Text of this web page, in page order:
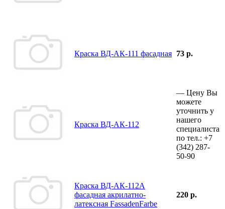
Краска ВД-АК-111 фасадная 73 р.
Краска ВД-АК-112
— Цену Вы
можете
уточнить у
нашего
специалиста
по тел.: +7
(342) 287-
50-90
Краска ВД-АК-112А
фасадная акрилатно-
латексная FassadenFarbe
220 р.